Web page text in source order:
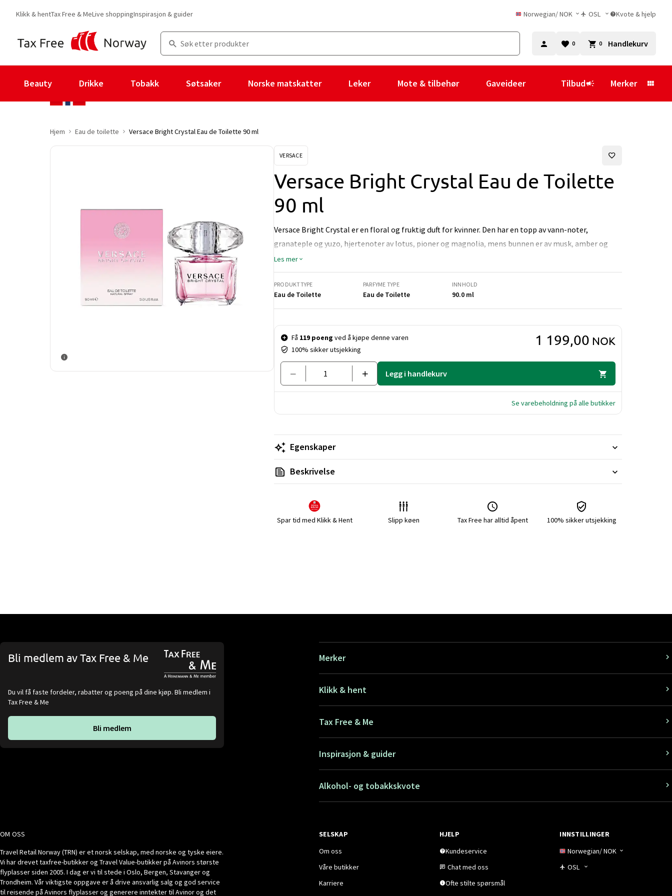
Klikk & hentTax Free & MeLive shoppingInspirasjon & guider Norwegian/NOK OSL Kvote & hjelp
0 0 Handlekurv
Beauty Drikke Tobakk Søtsaker Norske matskatter Leker Mote & tilbehør Gaveideer Tilbud Merker
Hjem Eau de toilette Versace Bright Crystal Eau de Toilette 90 ml
VERSACE
Versace Bright Crystal Eau de Toilette
90 ml
Versace Bright Crystal er en floral og fruktig duft for kvinner. Den har en topp av vann-noter,
granateple og yuzo, hjertenoter av lotus, pioner og magnolia, mens bunnen er av musk, amber og
mahogni.
Les mer
PRODUKTTYPE
Eau de Toilette
PARFYME TYPE
Eau de Toilette
INNHOLD
90.0 ml
Pris og mengde
Få 119 poeng ved å kjøpe denne varen
100% sikker utsjekking
1 199,00 NOK
Legg i handlekurv
Se varebeholdning på alle butikker
Egenskaper
Beskrivelse
Spar tid med Klikk & Hent Slipp køen Tax Free har alltid åpent 100% sikker utsjekking
Bli medlem av Tax Free & Me
Du vil få faste fordeler, rabatter og poeng på dine kjøp. Bli medlem i
Tax Free & Me
Bli medlem
Merker
Klikk & hent
Tax Free & Me
Inspirasjon & guider
Alkohol- og tobakkskvote
OM OSS
Travel Retail Norway (TRN) er et norsk selskap, med norske og tyske eiere.
Vi har drevet taxfree-butikker og Travel Value-butikker på Avinors største
flyplasser siden 2005. I dag er vi til stede i Oslo, Bergen, Stavanger og
Trondheim. Vår viktigste oppgave er å drive ansvarlig salg og god service
til reisende på Avinors flyplasser og generere inntekter til Avinor og det
SELSKAP
Om oss
Våre butikker
Karriere
HJELP
Kundeservice
Chat med oss
Ofte stilte spørsmål
INNSTILLINGER
Norwegian/NOK
OSL